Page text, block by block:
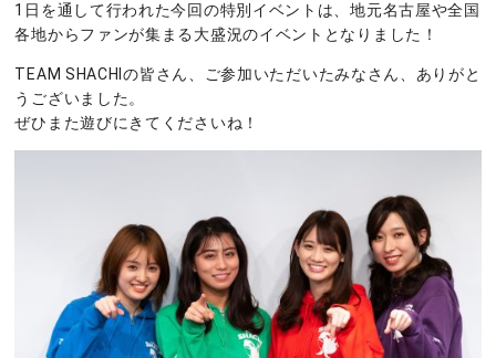
1日を通して行われた今回の特別イベントは、地元名古屋や全国
各地からファンが集まる大盛況のイベントとなりました！
TEAM SHACHIの皆さん、ご参加いただいたみなさん、ありがと
うございました。
ぜひまた遊びにきてくださいね！